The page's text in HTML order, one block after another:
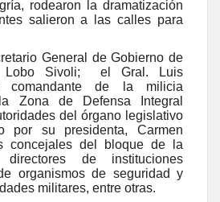
rodearon la dramatización
salieron a las calles para
General de Gobierno de
Lobo Sivoli; el Gral. Luis
comandante de la milicia
Zona de Defensa Integral
del órgano legislativo
por su presidenta, Carmen
concejales del bloque de la
de instituciones
organismos de seguridad y
militares, entre otras.